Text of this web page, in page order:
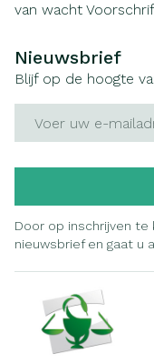
van wacht
Nieuwsbrief
Blijf op de hoogte
Door op inschrijven te
nieuwsbrief en gaat u